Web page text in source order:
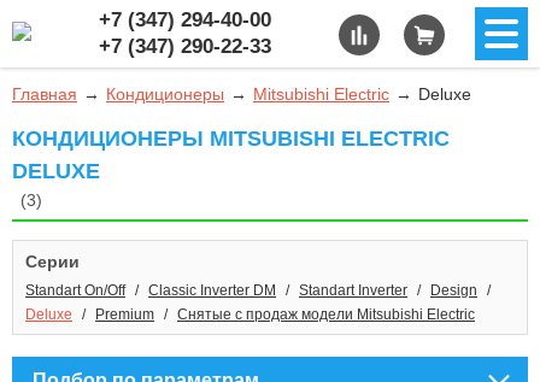
+7 (347) 294-40-00
+7 (347) 290-22-33
Главная Кондиционеры Mitsubishi Electric Deluxe
КОНДИЦИОНЕРЫ MITSUBISHI ELECTRIC
DELUXE
(3)
Серии
Standart On/Off Classic Inverter DM Standart Inverter
Design
Deluxe
Premium Снятые с продаж модели Mitsubishi Electric